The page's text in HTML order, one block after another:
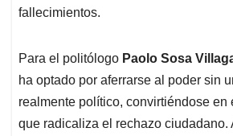
fallecimientos.
Para el politólogo Paolo Sosa
ha optado por aferrarse al poder sin
realmente político, convirtiéndose en
que radicaliza el rechazo ciudadano.